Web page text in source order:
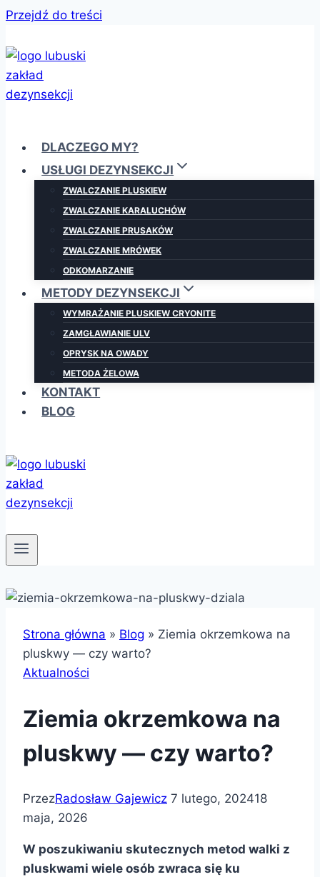
Przejdź do treści
DLACZEGO MY?
USŁUGI DEZYNSEKCJI
ZWALCZANIE PLUSKIEW
ZWALCZANIE KARALUCHÓW
ZWALCZANIE PRUSAKÓW
ZWALCZANIE MRÓWEK
ODKOMARZANIE
METODY DEZYNSEKCJI
WYMRAŻANIE PLUSKIEW CRYONITE
ZAMGŁAWIANIE ULV
OPRYSK NA OWADY
METODA ŻELOWA
KONTAKT
BLOG
Strona główna » Blog » Ziemia okrzemkowa na
pluskwy — czy warto?
Aktualności
Ziemia okrzemkowa na
pluskwy — czy warto?
PrzezRadosław Gajewicz 7 lutego, 202418
maja, 2026
W poszukiwaniu skutecznych metod walki z
pluskwami wiele osób zwraca się ku